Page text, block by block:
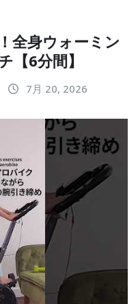
全身ウォーミン
【6分間】
7月 20, 2026